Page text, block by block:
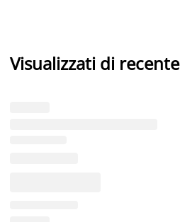
Visualizzati di recente